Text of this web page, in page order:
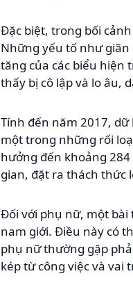
Đặc biệt, trong bối
Những yếu tố như giãn
tăng của các biểu hiện
thấy bị cô lập và lo âu,
Tính đến năm 2017,
một trong những rối
hưởng đến khoảng
gian, đặt ra thách thức
Đối với phụ nữ, một bài
nam giới. Điều này có
phụ nữ thường gặp
kép từ công việc và vai